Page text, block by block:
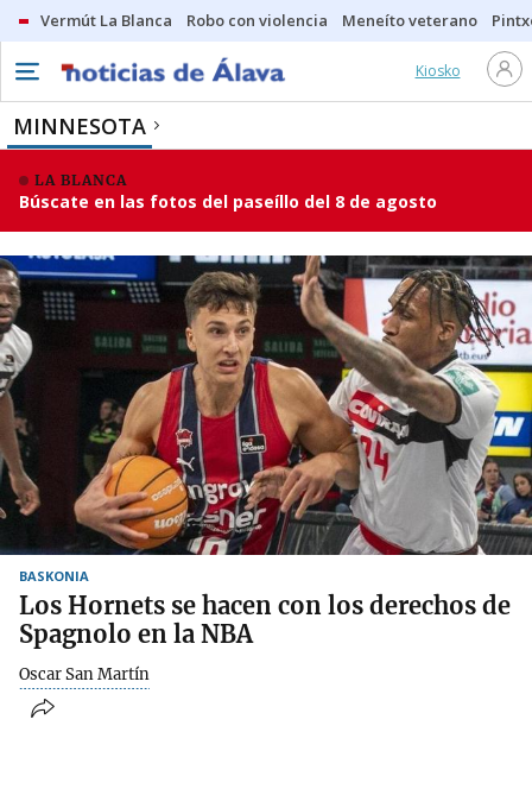
Vermút La Blanca Robo con violencia Meneíto veterano
Kiosko
MINNESOTA
LA BLANCA
Búscate en las fotos del paseíllo del 8 de agosto
BASKONIA
Los Hornets se hacen con los derechos de
Spagnolo en la NBA
Oscar San Martín